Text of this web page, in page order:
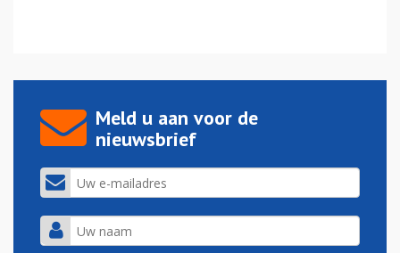
Meld u aan voor de
nieuwsbrief